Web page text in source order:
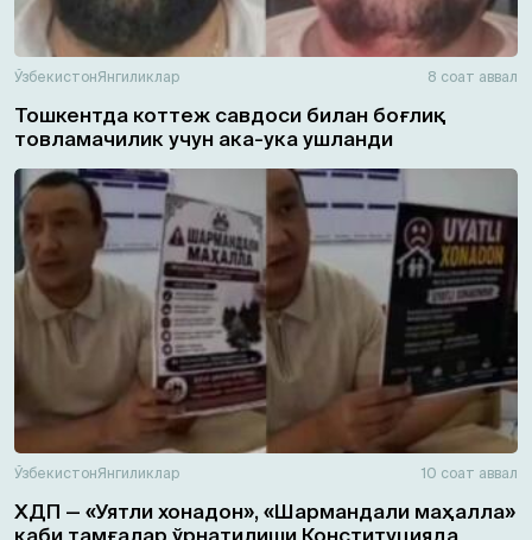
ЎзбекистонЯнгиликлар 8 соат аввал
Тошкентда коттеж савдоси билан боғлиқ
товламачилик учун ака-ука ушланди
ЎзбекистонЯнгиликлар 10 соат аввал
ХДП — «Уятли хонадон», «Шармандали маҳалла»
каби тамғалар ўрнатилиши Конституцияда